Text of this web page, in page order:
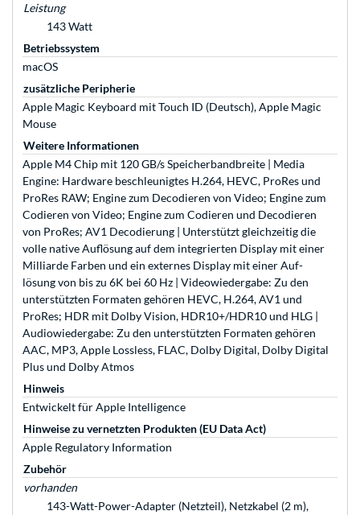
Leistung
143 Watt
Betriebssystem
macOS
zusätzliche Peripherie
Apple Magic Keyboard mit Touch ID (Deutsch), Apple Magic
Mouse
Weitere Informationen
Apple M4 Chip mit 120 GB/s Speicher­bandbreite | Media
Engine: Hard­ware be­schleunigtes H.264, HEVC, ProRes und
ProRes RAW; Engine zum Decodieren von Video; Engine zum
Codieren von Video; Engine zum Codieren und Decodieren
von ProRes; AV1 Decodierung | Unterstützt gleich­zeitig die
volle native Auf­lösung auf dem inte­grierten Dis­play mit einer
Milliarde Farben und ein externes Dis­play mit einer Auf­
lösung von bis zu 6K bei 60 Hz | Video­wiedergabe: Zu den
unter­stützten Formaten gehören HEVC, H.264, AV1 und
ProRes; HDR mit Dolby Vision, HDR10+/HDR10 und HLG |
Audio­wiedergabe: Zu den unter­stützten Formaten gehören
AAC, MP3, Apple Lossless, FLAC, Dolby Digital, Dolby Digital
Plus und Dolby Atmos
Hinweis
Entwickelt für Apple Intelligence
Hinweise zu vernetzten Produkten (EU Data Act)
Apple Regulatory Information
Zubehör
vorhanden
143-Watt-Power-Adapter (Netzteil), Netzkabel (2 m),